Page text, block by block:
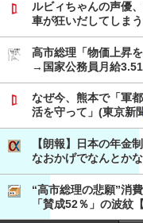
ルビィちゃんの声優
車が狂いだしてしま
高市総理「物価上昇
→国家公務員月給
なぜ今、熊本で「軍
活を守って」(東京新
【朗報】日本の年金
なおかげでなんとか
“高市総理の悲願”消
「賛成52％」の波紋